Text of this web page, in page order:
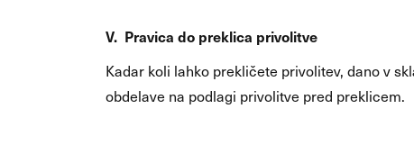
V. Pravica do preklica privolitve
Kadar koli lahko prekličete privolitev, dano v
obdelave na podlagi privolitve pred preklicem.